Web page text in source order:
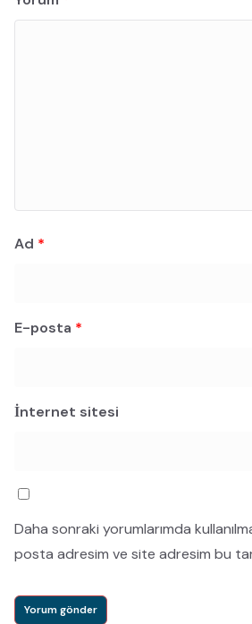
Ad *
E-posta *
İnternet sitesi
Daha sonraki yorumlarımda
posta adresim ve site adresim bu